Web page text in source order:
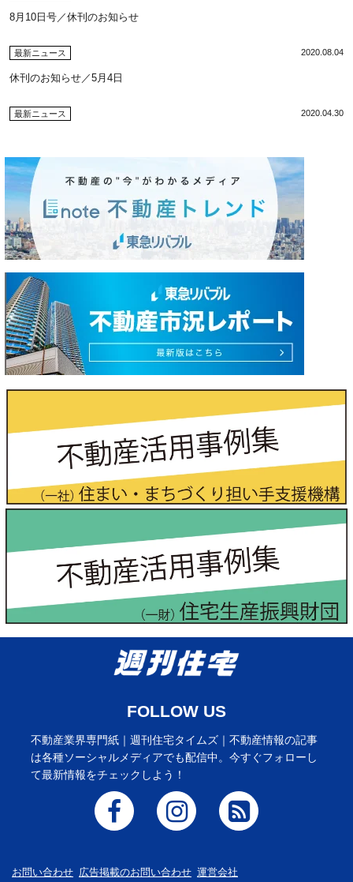
8月10日号／休刊のお知らせ
最新ニュース 2020.08.04
休刊のお知らせ／5月4日
最新ニュース 2020.04.30
FOLLOW US
不動産業界専門紙｜週刊住宅タイムズ｜不動産情報の記事
は各種ソーシャルメディアでも配信中。今すぐフォローし
て最新情報をチェックしよう！
お問い合わせ 広告掲載のお問い合わせ 運営会社